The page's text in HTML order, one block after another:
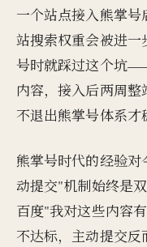
一个站点接入熊掌
站搜索权重会被进一
号时就踩过这个坑
内容，接入后两周
不退出熊掌号体系才
熊掌号时代的经验
动提交"机制始终是
百度"我对这些内容
不达标，主动提交